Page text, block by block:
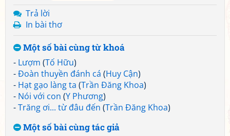
Trả lời
In bài thơ
Một số bài cùng từ khoá
- Lượm (Tố Hữu)
-Đoàn thuyền đánh cá (Huy Cận)
- Hạt gạo làng ta (Trần Đăng Khoa)
- Nói với con (Y Phương)
-Trăng ơi... từ đâu đến (Trần Đăng Khoa)
Một số bài cùng tác giả